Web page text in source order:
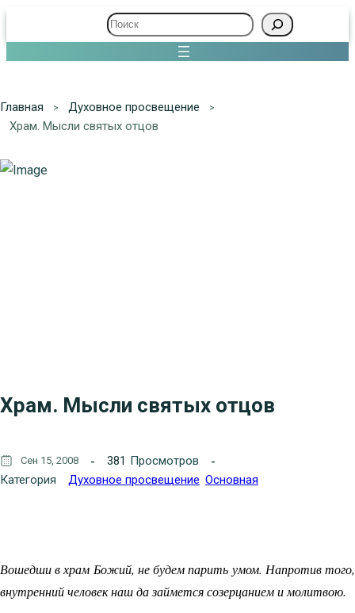
Поиск
Главная
Духовное просвещение
Храм. Мысли святых отцов
Храм. Мысли святых отцов
Сен 15, 2008 381
Просмотров
Категория
Духовное просвещение Основная
Вошедши в храм Божий, не будем парить умом. Напротив того,
внутренний человек наш да займется созерцанием и молитвою.